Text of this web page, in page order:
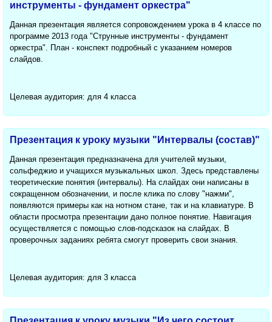
инструменты - фундамент оркестра"
Данная презентация является сопровождением урока в 4 классе по
программе 2013 года "Струнные инструменты - фундамент
оркестра". План - конспект подробный с указанием номеров
слайдов.
Целевая аудитория: для 4 класса
Презентация к уроку музыки "Интервалы (состав)"
Данная презентация предназначена для учителей музыки,
сольфеджио и учащихся музыкальных школ. Здесь представлены
теоретические понятия (интервалы). На слайдах они написаны в
сокращенном обозначении, и после клика по слову "нажми",
появляются примеры как на нотном стане, так и на клавиатуре. В
области просмотра презентации дано полное понятие. Навигация
осуществляется с помощью слов-подсказок на слайдах. В
проверочных заданиях ребята смогут проверить свои знания.
Целевая аудитория: для 3 класса